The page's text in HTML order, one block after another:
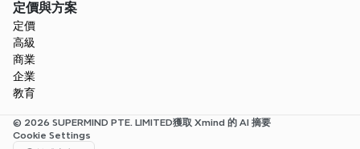
定價與方案
定價
高級
商業
企業
教育
© 2026 SUPERMIND PTE. LIMITED獲取 Xmind 的 AI 摘要
Cookie Settings
Select Language